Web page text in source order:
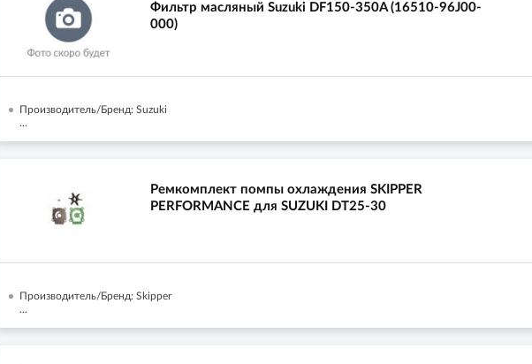
Фильтр масляный Suzuki DF150-350A (16510-96J00-
000)
Производитель/Бренд: Suzuki
...
Ремкомплект помпы охлаждения SKIPPER
PERFORMANCE для SUZUKI DT25-30
Производитель/Бренд: Skipper
...